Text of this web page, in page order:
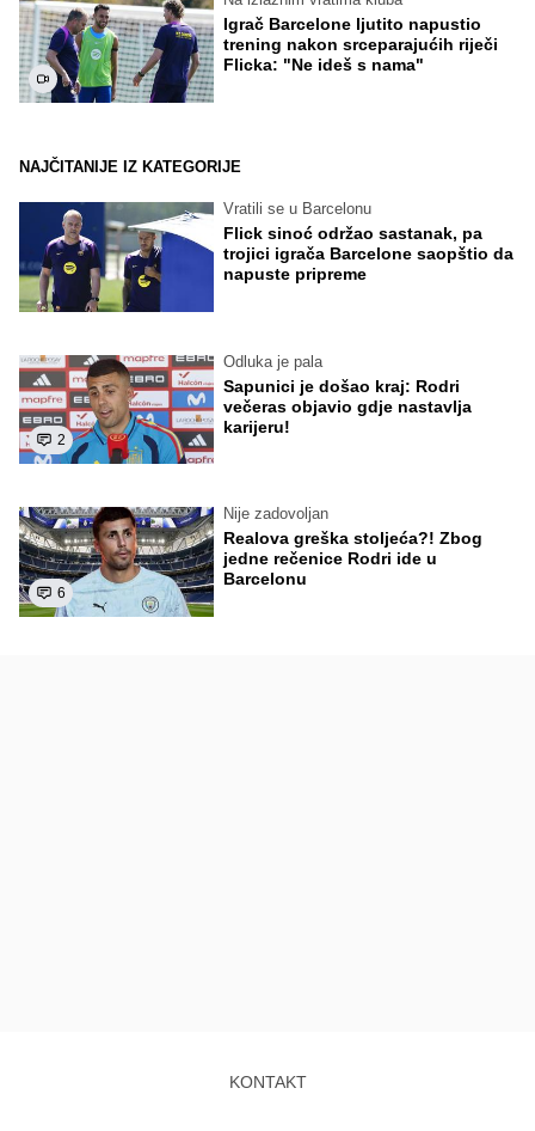
Igrač Barcelone ljutito napustio
trening nakon srceparajućih riječi
Flicka: "Ne ideš s nama"
NAJČITANIJE IZ KATEGORIJE
Vratili se u Barcelonu
Flick sinoć održao sastanak, pa
trojici igrača Barcelone saopštio da
napuste pripreme
2
Odluka je pala
Sapunici je došao kraj: Rodri
večeras objavio gdje nastavlja
karijeru!
6
Nije zadovoljan
Realova greška stoljeća?! Zbog
jedne rečenice Rodri ide u
Barcelonu
KONTAKT